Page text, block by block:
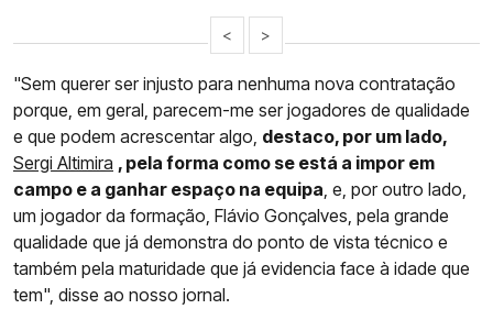
< >
"Sem querer ser injusto para nenhuma nova contratação
porque, em geral, parecem-me ser jogadores de qualidade
e que podem acrescentar algo, destaco, por um lado,
Sergi Altimira , pela forma como se está a impor em
campo e a ganhar espaço na equipa , e, por outro lado,
um jogador da formação, Flávio Gonçalves, pela grande
qualidade que já demonstra do ponto de vista técnico e
também pela maturidade que já evidencia face à idade que
tem", disse ao nosso jornal.